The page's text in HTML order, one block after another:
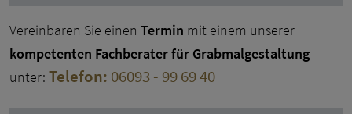
Vereinbaren Sie einen Termin mit einem unserer
kompetenten Fachberater für Grabmalgestaltung
unter: Telefon: 06093 - 99 69 40